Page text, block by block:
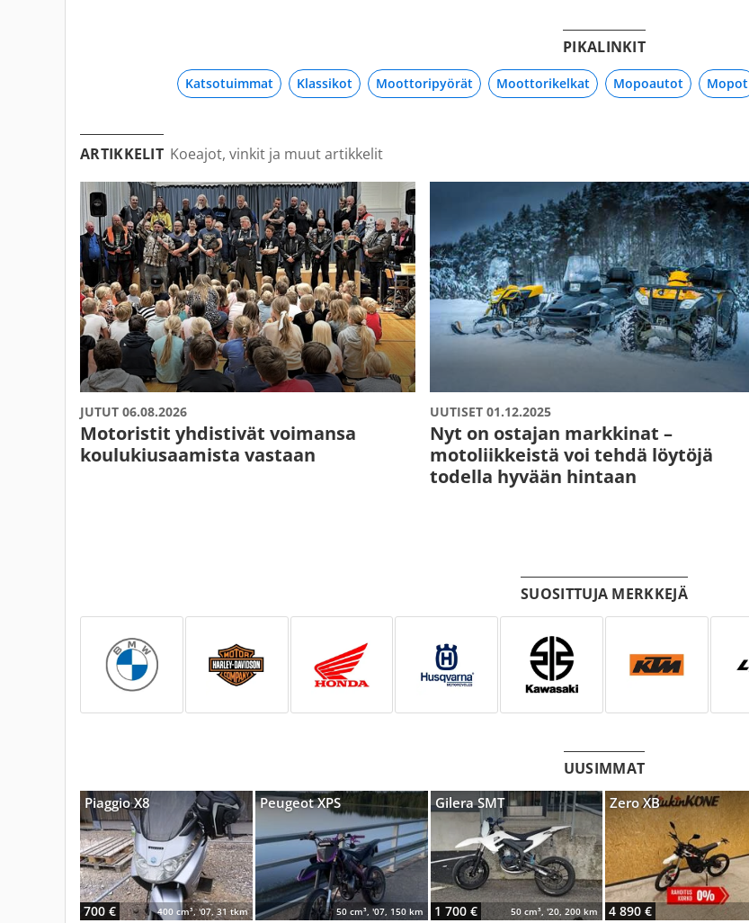
PIKALINKIT
Katsotuimmat Klassikot Moottoripyörät Moottorikelkat Mopoautot Mopot
ARTIKKELIT Koeajot, vinkit ja muut artikkelit
JUTUT 06.08.2026
Motoristit yhdistivät voimansa
koulukiusaamista vastaan
UUTISET 01.12.2025
Nyt on ostajan markkinat –
motoliikkeistä voi tehdä löytöjä
todella hyvään hintaan
SUOSITTUJA MERKKEJÄ
UUSIMMAT
Piaggio X8
700 € 400 cm³, '07, 31 tkm
Peugeot XPS
50 cm³, '07, 150 km
Gilera SMT
1 700 € 50 cm³, '20, 200 km
Zero XB
4 890 €